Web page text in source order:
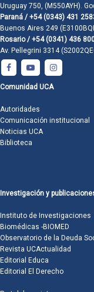
Uruguay 750, (M550AYH).
Paraná / +54 (0343) 431
Buenos Aires 249
Rosario / +54 (0341) 436
Av. Pellegrini 3314
Comunidad UCA
Autoridades
Comunicación institucional
Noticias UCA
Biblioteca
Investigación y
Instituto de Investigaciones
Biomédicas -BIOMED
Observatorio de la Deuda
Revista UCActualidad
Editorial Educa
Editorial El Derecho